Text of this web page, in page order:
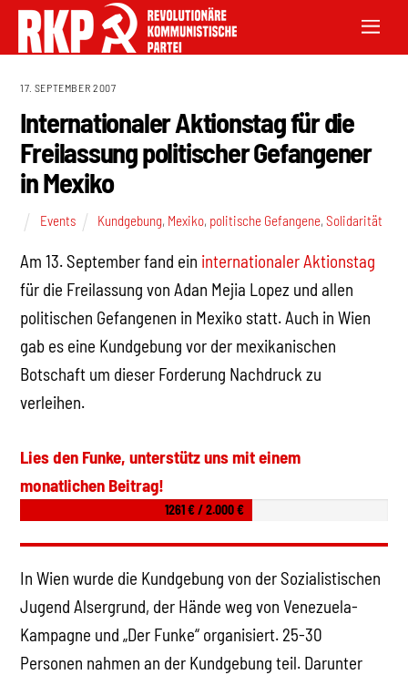
17. SEPTEMBER 2007
Internationaler Aktionstag für die
Freilassung politischer Gefangener
in Mexiko
Events Kundgebung, Mexiko, politische Gefangene,Solidarität
Am 13. September fand ein internationaler Aktionstag
für die Freilassung von Adan Mejia Lopez und allen
politischen Gefangenen in Mexiko statt. Auch in Wien
gab es eine Kundgebung vor der mexikanischen
Botschaft um dieser Forderung Nachdruck zu
verleihen.
Lies den Funke, unterstütz uns mit einem
monatlichen Beitrag!
1261 € / 2.000 €
In Wien wurde die Kundgebung von der Sozialistischen
Jugend Alsergrund, der Hände weg von Venezuela-
Kampagne und „Der Funke“ organisiert. 25-30
Personen nahmen an der Kundgebung teil. Darunter